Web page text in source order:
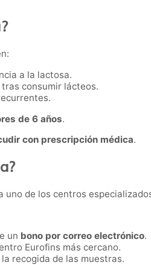
a la lactosa.
consumir lácteos.
de 6 años.
con prescripción médica.
de los centros
un bono por correo electrónico.
Eurofins más cercano.
recogida de las muestras.